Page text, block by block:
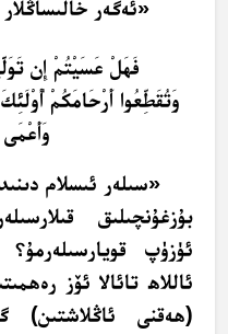
«ئەگەر
فَهَلْ عَسَيْتُمْ إِن
وَتُقَطِّعُوا أَرْحَامَكُمْ
«سىلەر ئىسلام
بۇزغۇنچىلىق
ئۈزۈپ
ئاللاھ تائالا ئۆز
(ھەقنى ئاڭلاشتىن)